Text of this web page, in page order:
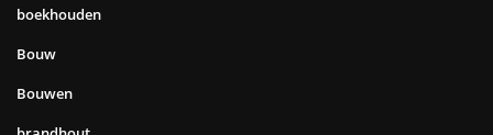
boekhouden
Bouw
Bouwen